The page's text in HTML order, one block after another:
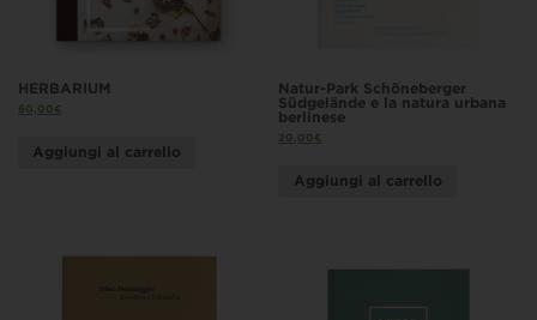
HERBARIUM
60,00€
Aggiungi al carrello
Natur-Park Schöneberger
Südgelände e la natura urbana
berlinese
20,00€
Aggiungi al carrello